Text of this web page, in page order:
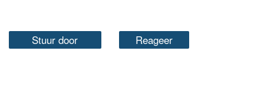
Stuur door Reageer